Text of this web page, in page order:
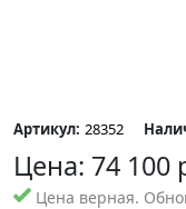
Артикул: 28352
Цена: 74 100
Цена верная.